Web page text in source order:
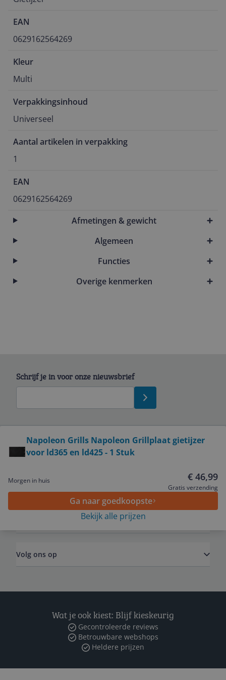
EAN
0629162564269
Kleur
Multi
Verpakkingsinhoud
Universeel
Aantal artikelen in verpakking
1
EAN
0629162564269
Afmetingen & gewicht
Algemeen
Functies
Overige kenmerken
Napoleon Grills Napoleon Grillplaat gietijzer
voor ld365 en ld425 - 1 Stuk
Morgen in huis € 46,99
Gratis verzending
Ga naar goedkoopste
Bekijk alle prijzen
Schrijf je in voor onze nieuwsbrief
Service
Algemeen
Volg ons op
Wat je ook kiest: Blijf kieskeurig
Gecontroleerde reviews
Betrouwbare webshops
Heldere prijzen